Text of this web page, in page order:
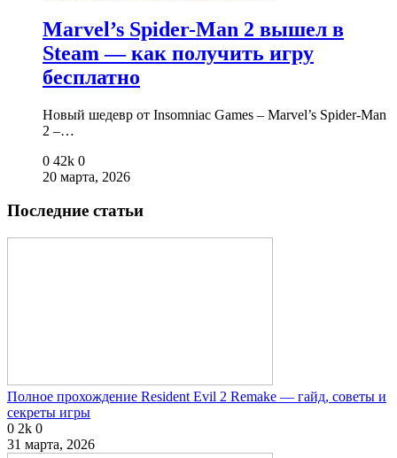
Marvel’s Spider-Man 2 вышел в
Steam — как получить игру
бесплатно
Новый шедевр от Insomniac Games – Marvel’s Spider-Man
2 –…
0 42k 0
20 марта, 2026
Последние статьи
Полное прохождение Resident Evil 2 Remake — гайд, советы и
секреты игры
0 2k 0
31 марта, 2026